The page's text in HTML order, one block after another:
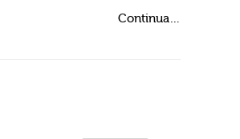
Continua…